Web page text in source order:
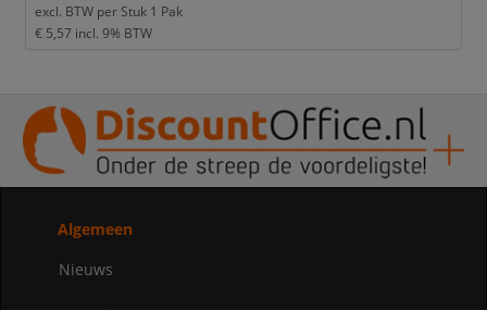
excl. BTW per Stuk 1 Pak
€ 5,57 incl. 9% BTW
Algemeen
Nieuws